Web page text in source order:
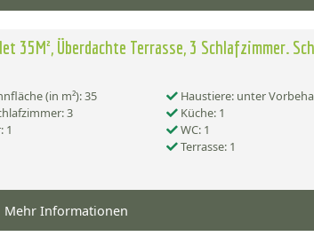
35M², Überdachte Terrasse, 3 Schlafzimmer.
(in m²): 35
Haustiere: unter
3
Küche: 1
1
WC: 1
Terrasse: 1
Mehr Informationen